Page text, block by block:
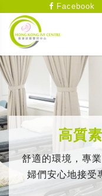
Facebook
高質
舒適的環境，專
婦們安心地接受